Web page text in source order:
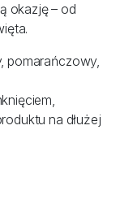
okazję – od
pomarańczowy,
na dłużej